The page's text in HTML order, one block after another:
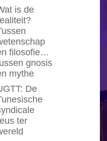
is de
filosofie…
gnosis
mythe
De
ter